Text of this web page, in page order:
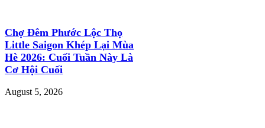
Chợ Đêm Phước Lộc Thọ
Little Saigon Khép Lại Mùa
Hè 2026: Cuối Tuần Này Là
Cơ Hội Cuối
August 5, 2026